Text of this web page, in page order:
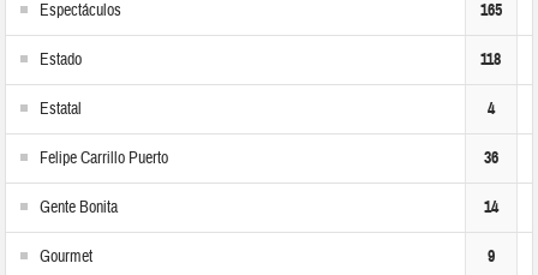
Espectáculos 165
Estado 118
Estatal 4
Felipe Carrillo Puerto 36
Gente Bonita 14
Gourmet 9